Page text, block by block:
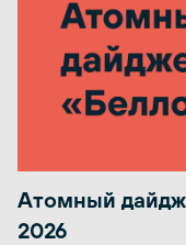
Атомный
2026